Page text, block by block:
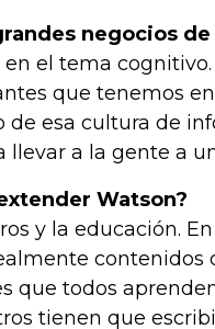
negocios
el tema
que tenemos
esa cultura de
a la gente a
Watson?
y la educación.
contenidos
que todos
tienen que